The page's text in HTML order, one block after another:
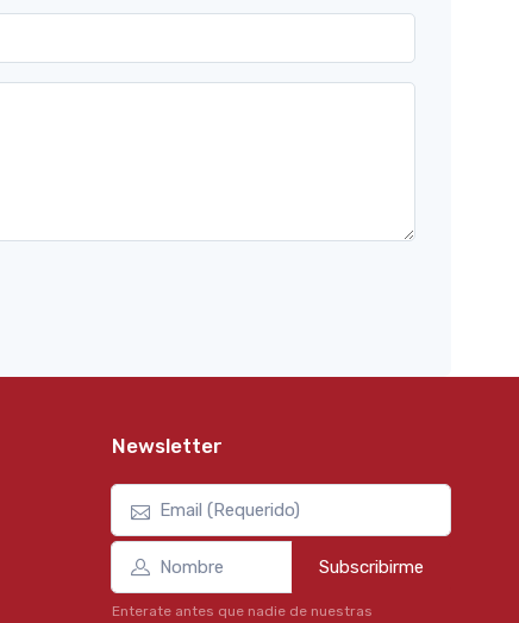
Newsletter
Subscribirme
Enterate antes que nadie de nuestras